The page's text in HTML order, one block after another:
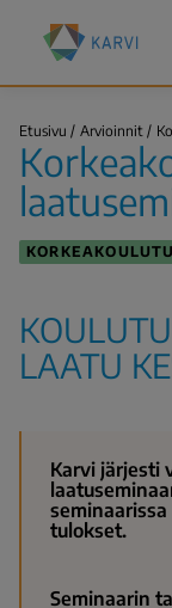
pääsisältöön
Kansallinen
koulutuksen
arviointikeskus
Etusivu Arvioinnit
LAATU
Karvi järjesti
tulokset.
Seminaarin